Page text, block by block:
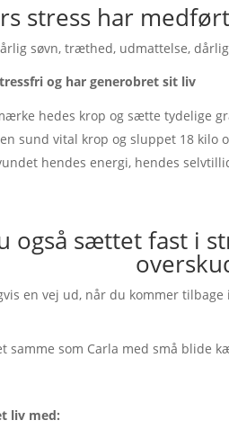
stress har
søvn, træthed, udmattelse,
og har generobret sit liv
hedes krop og sætte tydelige
sund vital krop og sluppet 18 kilo
hendes energi, hendes
også sættet fast i
en vej ud, når du kommer
samme som Carla med små blide
liv med: